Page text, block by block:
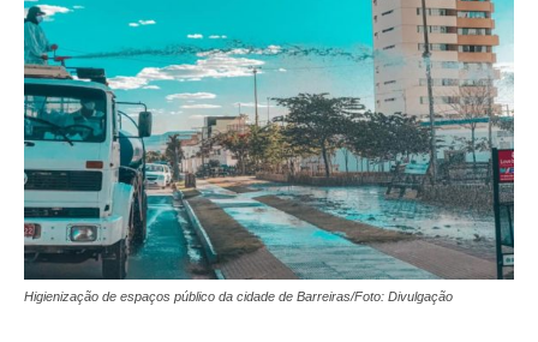
Higienização de espaços público da cidade de Barreiras/Foto: Divulgação